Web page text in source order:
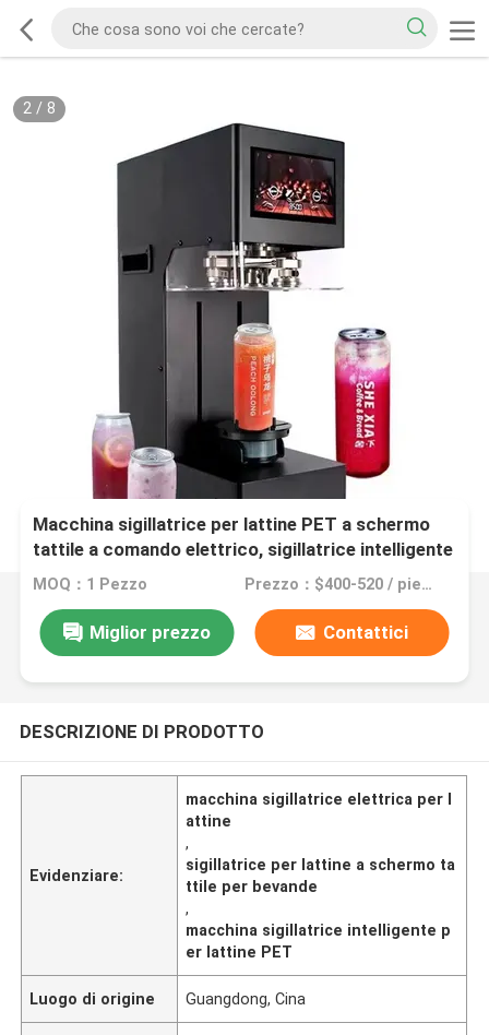
2/ 8
Macchina sigillatrice per lattine PET a schermo
tattile a comando elettrico, sigillatrice intelligente
per lattine di succo e soda per l'industria delle
MOQ：1 Pezzo Prezzo：$400-520 / piece
Miglior prezzo Contattici
DESCRIZIONE DI PRODOTTO
Evidenziare:
macchina sigillatrice elettrica per l
attine
,
sigillatrice per lattine a schermo ta
ttile per bevande
,
macchina sigillatrice intelligente p
er lattine PET
Luogo di origine Guangdong, Cina